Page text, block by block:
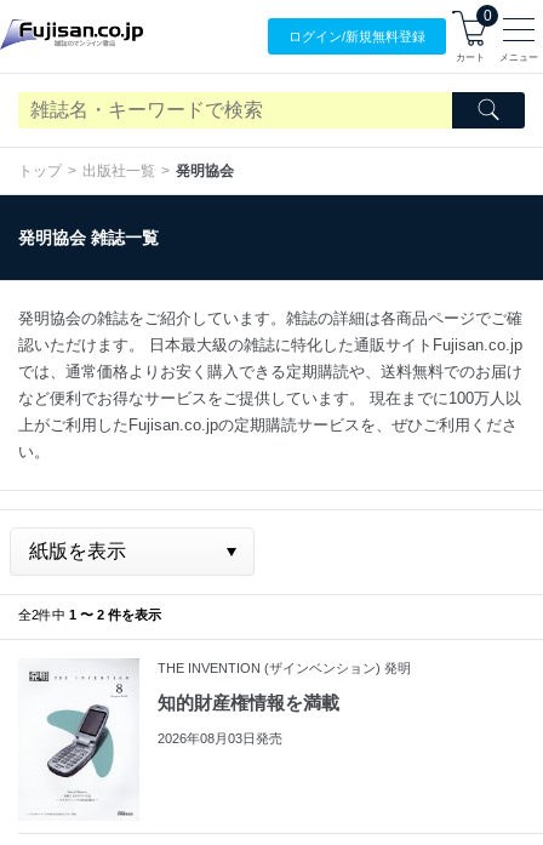
ログイン/新規無料登録
0
カート メニュー
トップ 出版社一覧 発明協会
発明協会 雑誌一覧
発明協会の雑誌をご紹介しています。雑誌の詳細は各商品ページでご確
認いただけます。 日本最大級の雑誌に特化した通販サイトFujisan.co.jp
では、通常価格よりお安く購入できる定期購読や、送料無料でのお届け
など便利でお得なサービスをご提供しています。 現在までに100万人以
上がご利用したFujisan.co.jpの定期購読サービスを、ぜひご利用くださ
い。
全2件中 1 〜 2 件を表示
THE INVENTION (ザインベンション) 発明
知的財産権情報を満載
2026年08月03日発売